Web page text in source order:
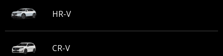
HR-V
CR-V